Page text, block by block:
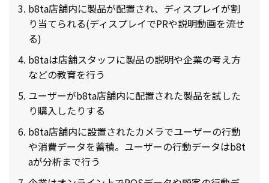
b8ta店舗内に製品が配置され、ディスプレイが割
り当てられる(ディスプレイでPRや説明動画を流せ
る)
b8taは店舗スタッフに製品の説明や企業の考え方
などの教育を行う
ユーザーがb8ta店舗内に配置された製品を試した
り購入したりする
b8ta店舗内に設置されたカメラでユーザーの行動
や消費データを蓄積。ユーザーの行動データはb8t
aが分析まで行う